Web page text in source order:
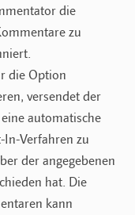
die
zu
die Option
versendet der
automatische
Verfahren zu
der angegebenen
hat. Die
kann